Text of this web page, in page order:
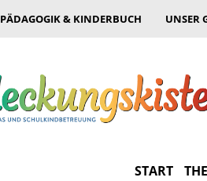
PÄDAGOGIK & KINDERBUCH UNSER
START